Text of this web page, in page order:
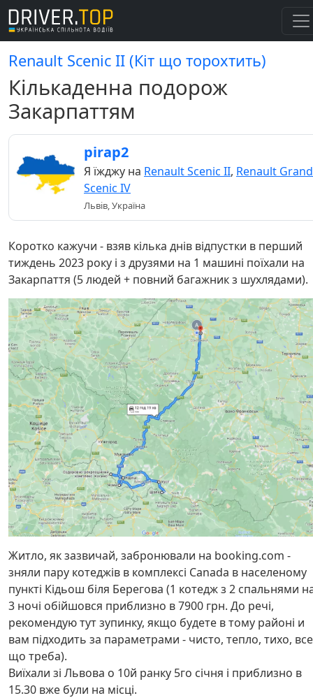
Renault Scenic II (Кіт що торохтить)
Кількаденна подорож
Закарпаттям
pirap2
Я їжджу на Renault Scenic II, Renault Grand
Scenic IV
Львів, Україна
Коротко кажучи - взяв кілька днів відпустки в перший
тиждень 2023 року і з друзями на 1 машині поїхали на
Закарпаття (5 людей + повний багажник з шухлядами).
Житло, як зазвичай, забронювали на booking.com -
зняли пару котеджів в комплексі Canada в населеному
пункті Кідьош біля Берегова (1 котедж з 2 спальнями
3 ночі обійшовся приблизно в 7900 грн. До речі,
рекомендую тут зупинку, якщо будете в тому районі и
вам підходить за параметрами - чисто, тепло, тихо, все
що треба).
Виїхали зі Львова о 10й ранку 5го січня і приблизно в
15.30 вже були на місці.